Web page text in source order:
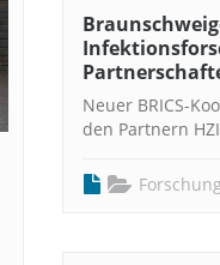
Neuer BRICS-
den Partnern
Forschung